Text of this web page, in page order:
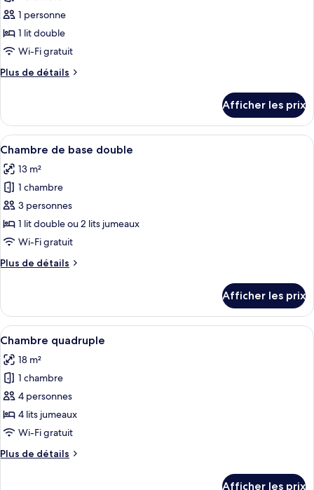
pour
ce
type
chambre :
1 personne
1 lit double
Wi-Fi gratuit
Plus de détails
Plus
Chambre
simple
Afficher les prix
Afficher
toutes
les
photos
pour
ce
type
chambre :
base
double
Une chambre d’hôtel comprenant
6
Chambre de base double
13 m²
1 chambre
3 personnes
1 lit double ou 2 lits jumeaux
Wi-Fi gratuit
Plus de détails
Plus
Chambre
de
base
Afficher les prix
Afficher
toutes
les
photos
pour
ce
type
chambre :
Une salle de bain moderne avec
6
Chambre quadruple
18 m²
1 chambre
4 personnes
4 lits jumeaux
Wi-Fi gratuit
Plus de détails
Plus
Afficher les prix